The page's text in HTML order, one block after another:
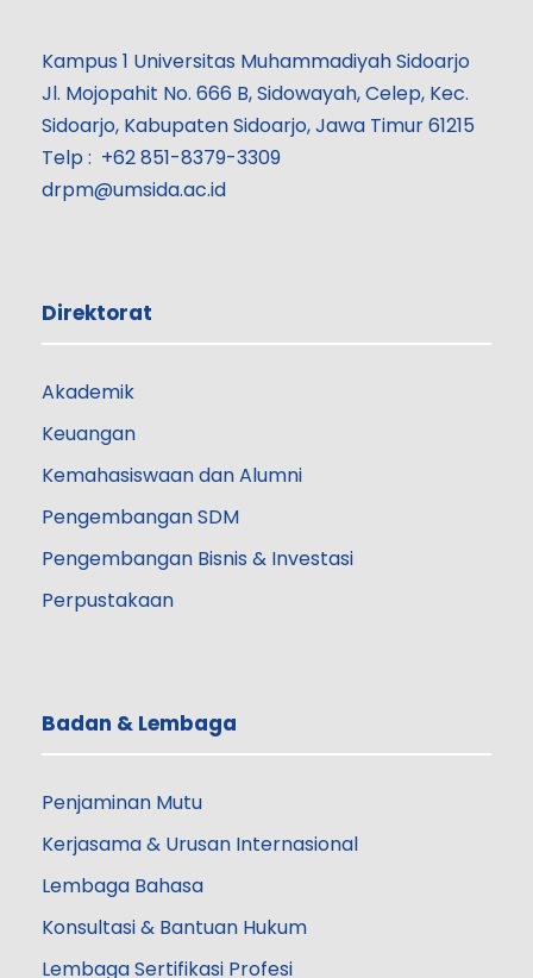
Kampus 1 Universitas Muhammadiyah Sidoarjo
Jl. Mojopahit No. 666 B, Sidowayah, Celep, Kec.
Sidoarjo, Kabupaten Sidoarjo, Jawa Timur 61215
Telp : +62 851-8379-3309
drpm@umsida.ac.id
Direktorat
Akademik
Keuangan
Kemahasiswaan dan Alumni
Pengembangan SDM
Pengembangan Bisnis & Investasi
Perpustakaan
Badan & Lembaga
Penjaminan Mutu
Kerjasama & Urusan Internasional
Lembaga Bahasa
Konsultasi & Bantuan Hukum
Lembaga Sertifikasi Profesi